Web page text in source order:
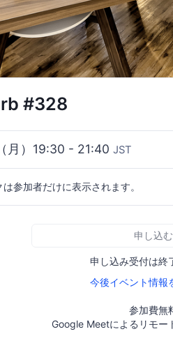
#328
月）19:30 - 21:40 JST
は参加者だけに表示されます。
申し込む
申し込み受付は終
今後イベント情報
参加費無
Google Meetによるリモー